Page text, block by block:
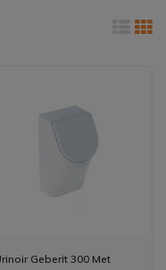
Geberit 300 Met